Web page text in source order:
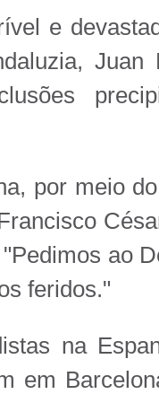
e
Juan
por meio
ao
feridos."
na
em